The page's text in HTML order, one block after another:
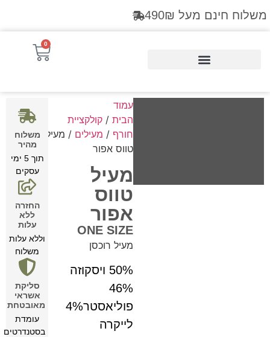
משלוח חינם מעל 490₪
0
עמוד
הבית/ קולקציית
חורף / מעילים / מעיל
טווס אפור
מעיל
טווס
אפור
ONE SIZE
מעיל רוכסן
50% ויסקוזה
46%
פוליאסטר4%
לייקרה
משלוח
מהיר
תוך 5 ימי
עסקים
החזרה
ללא
עלות
וללא עלות
משלוח
סליקת
אשראי
מאובטחת
עומדת
בסטנדרטים